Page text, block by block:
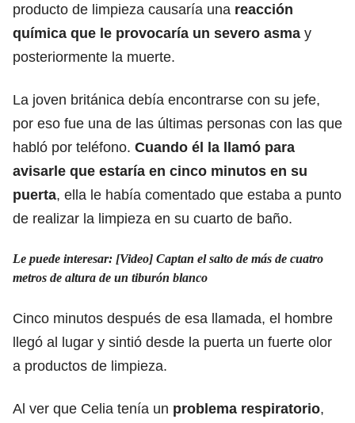
producto de limpieza causaría una reacción
química que le provocaría un severo asma y
posteriormente la muerte.
La joven británica debía encontrarse con su jefe,
por eso fue una de las últimas personas con las que
habló por teléfono. Cuando él la llamó para
avisarle que estaría en cinco minutos en su
puerta, ella le había comentado que estaba a punto
de realizar la limpieza en su cuarto de baño.
Le puede interesar: [Video] Captan el salto de más de cuatro
metros de altura de un tiburón blanco
Cinco minutos después de esa llamada, el hombre
llegó al lugar y sintió desde la puerta un fuerte olor
a productos de limpieza.
Al ver que Celia tenía un problema respiratorio,